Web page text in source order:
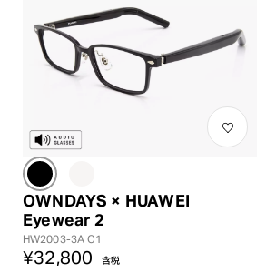
OWNDAYS × HUAWEI
Eyewear 2
HW2003-3A C1
¥32,800 含税